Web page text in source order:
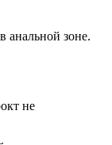
анальной зоне.
не